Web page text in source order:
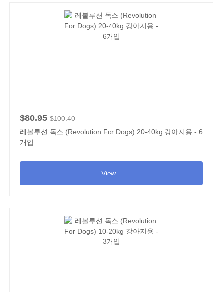
$80.95 $100.40
레볼루션 독스 (Revolution For Dogs) 20-40kg 강아지용 - 6
개입
View...